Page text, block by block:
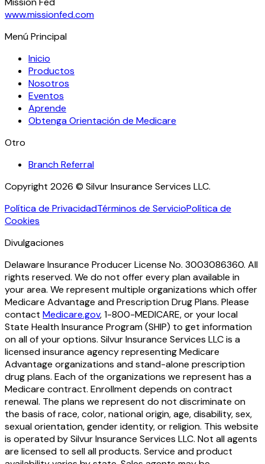
www.missionfed.com
Menú Principal
Inicio
Productos
Nosotros
Eventos
Aprende
Obtenga Orientación de Medicare
Otro
Branch Referral
Copyright 2026 © Silvur Insurance Services LLC.
Política de PrivacidadTérminos de ServicioPolítica de
Cookies
Divulgaciones
Delaware Insurance Producer License No. 3003086360. All
rights reserved. We do not offer every plan available in
your area. We represent multiple organizations which offer
Medicare Advantage and Prescription Drug Plans. Please
contact Medicare.gov, 1-800-MEDICARE, or your local
State Health Insurance Program (SHIP) to get information
on all of your options. Silvur Insurance Services LLC is a
licensed insurance agency representing Medicare
Advantage organizations and stand-alone prescription
drug plans. Each of the organizations we represent has a
Medicare contract. Enrollment depends on contract
renewal. The plans we represent do not discriminate on
the basis of race, color, national origin, age, disability, sex,
sexual orientation, gender identity, or religion. This website
is operated by Silvur Insurance Services LLC. Not all agents
are licensed to sell all products. Service and product